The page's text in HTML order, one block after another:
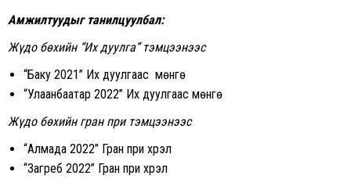
Амжилтуудыг танилцуулбал:
Жүдо бөхийн “Их дуулга” тэмцээнээс
“Баку 2021” Их дуулгаас мөнгө
“Улаанбаатар 2022” Их дуулгаас мөнгө
Жүдо бөхийн гран при тэмцээнээс
“Алмада 2022” Гран при хүрэл
“Загреб 2022” Гран при хүрэл